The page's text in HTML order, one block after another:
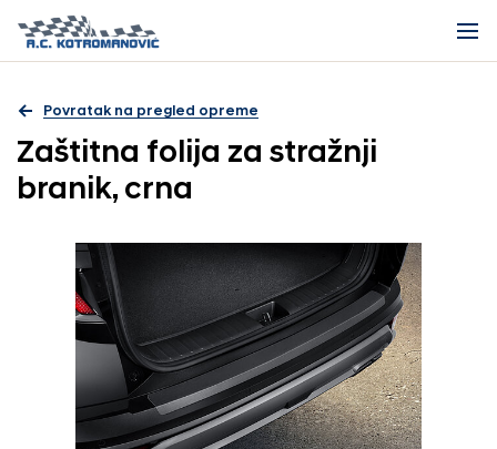
Povratak na pregled opreme
Zaštitna folija za stražnji
branik, crna